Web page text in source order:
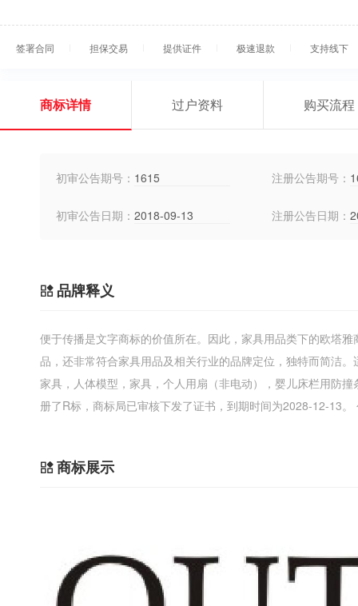
签署合同 担保交易 提供证件 极速退款 支持线下
商标详情 过户资料 购买流程
初审公告期号： 1615 注册公告期号：
初审公告日期： 2018-09-13 注册公告日期：
品牌释义
便于传播是文字商标的价值所在。因此，家具用品类下的欧塔
品，还非常符合家具用品及相关行业的品牌定位，独特而简洁
家具，人体模型，家具，个人用扇（非电动），婴儿床栏用防
册了R标，商标局已审核下发了证书，到期时间为2028-12-13
商标展示